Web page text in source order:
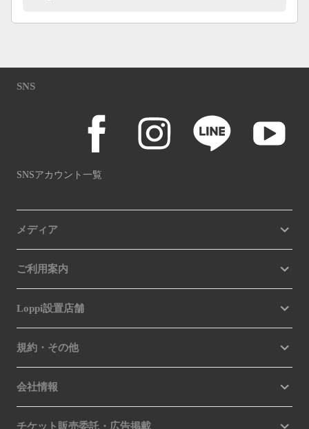
SNS
SNSアカウント一覧
メディア
ご利用案内
Loppi設置店舗
規約・その他
会社情報
チケット販売委託・広告掲載